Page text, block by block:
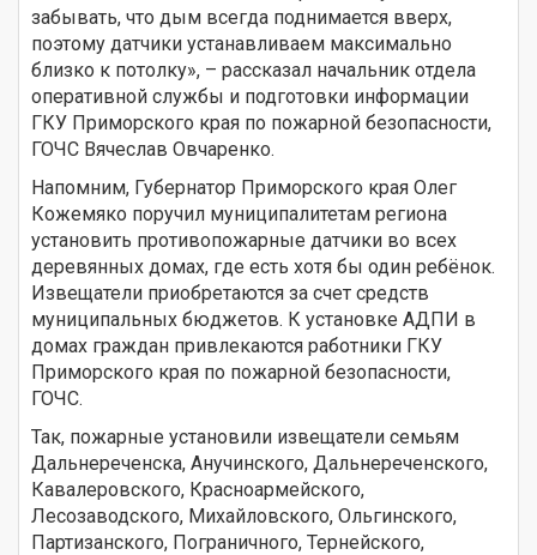
забывать, что дым всегда поднимается вверх,
поэтому датчики устанавливаем максимально
близко к потолку», – рассказал начальник отдела
оперативной службы и подготовки информации
ГКУ Приморского края по пожарной безопасности,
ГОЧС Вячеслав Овчаренко.
Напомним, Губернатор Приморского края Олег
Кожемяко поручил муниципалитетам региона
установить противопожарные датчики во всех
деревянных домах, где есть хотя бы один ребёнок.
Извещатели приобретаются за счет средств
муниципальных бюджетов. К установке АДПИ в
домах граждан привлекаются работники ГКУ
Приморского края по пожарной безопасности,
ГОЧС.
Так, пожарные установили извещатели семьям
Дальнереченска, Анучинского, Дальнереченского,
Кавалеровского, Красноармейского,
Лесозаводского, Михайловского, Ольгинского,
Партизанского, Пограничного, Тернейского,